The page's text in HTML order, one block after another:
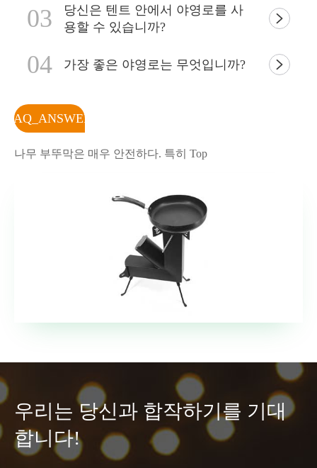
03
당신은 텐트 안에서 야영로를 사
용할 수 있습니까?

04 가장 좋은 야영로는 무엇입니까? 
FAQ_ANSWER
나무 부뚜막은 매우 안전하다. 특히 Top
우리는 당신과 합작하기를 기대
합니다!